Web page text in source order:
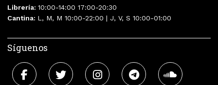
Librería: 10:00-14:00 17:00-20:30
Cantina: L, M, M 10:00-22:00 | J, V, S 10:00-01:00
Síguenos